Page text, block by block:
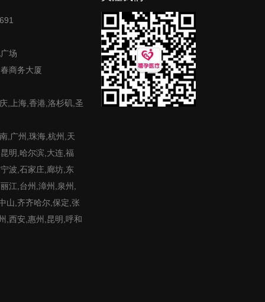
场
商务大厦
,上海,香港,洛杉矶,圣
,广州,珠海,杭州,天
明,哈尔滨,大连,福
波,石家庄,廊坊,东
江,台州,漳州,泉州,
山,齐齐哈尔,保定,张
,西安,惠州,昆明,呼和